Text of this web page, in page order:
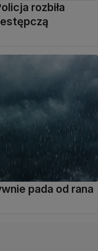
rozbiła
pada od rana